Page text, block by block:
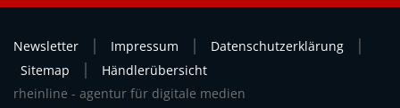
Newsletter | Impressum | Datenschutzerklärung |
Sitemap |
Händlerübersicht
rheinline - agentur für digitale medien